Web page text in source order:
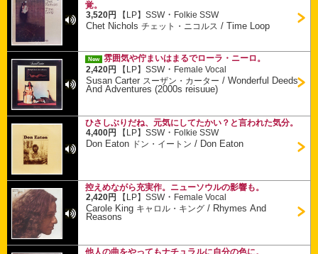
覚。
3,520円
【LP】SSW・ Folkie SSW
Chet Nicholsチェット・ニコルス /Time Loop
New
雰囲気や佇まいはまるでローラ・ニーロ。
2,420円
【LP】SSW・ Female Vocal
Susan Carter スーザン・カーター /Wonderful Deeds
And Adventures (2000s reisuue)
ひさしぶりだね、元気にしてたかい？と言われた気分。
4,400円
【LP】SSW・ Folkie SSW
Don Eaton ドン・イートン / Don Eaton
控えめながら充実作。ニューソウルの影響も。
2,420円
【LP】SSW・ Female Vocal
Carole King キャロル・キング / Rhymes And
Reasons
他人の曲をやってもナチュラルに自分の色に。